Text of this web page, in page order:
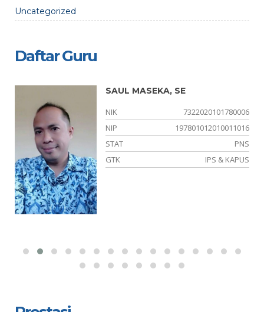
Uncategorized
Daftar Guru
SAUL MASEKA, SE
NIK
7322020101780006
NIP
197801012010011016
STAT
PNS
GTK
IPS & KAPUS